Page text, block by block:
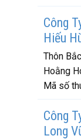
Công
Hiếu
Thôn
Hoằng
Mã số
Công
Long